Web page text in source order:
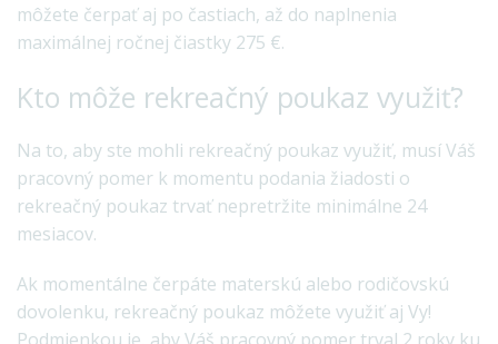
môžete čerpať aj po častiach, až do naplnenia
maximálnej ročnej čiastky 275 €.
Kto môže rekreačný poukaz využiť?
Na to, aby ste mohli rekreačný poukaz využiť, musí Váš
pracovný pomer k momentu podania žiadosti o
rekreačný poukaz trvať nepretržite minimálne 24
mesiacov.
Ak momentálne čerpáte materskú alebo rodičovskú
dovolenku, rekreačný poukaz môžete využiť aj Vy!